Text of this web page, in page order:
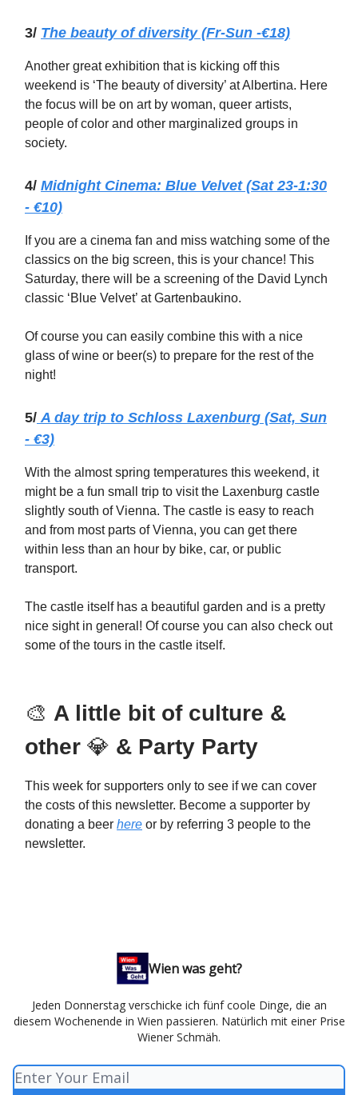
3/ The beauty of diversity (Fr-Sun -€18)
Another great exhibition that is kicking off this
weekend is ‘The beauty of diversity’ at Albertina. Here
the focus will be on art by woman, queer artists,
people of color and other marginalized groups in
society.
4/ Midnight Cinema: Blue Velvet (Sat 23-1:30
- €10)
If you are a cinema fan and miss watching some of the
classics on the big screen, this is your chance! This
Saturday, there will be a screening of the David Lynch
classic ‘Blue Velvet’ at Gartenbaukino.
Of course you can easily combine this with a nice
glass of wine or beer(s) to prepare for the rest of the
night!
5/ A day trip to Schloss Laxenburg (Sat, Sun
- €3)
With the almost spring temperatures this weekend, it
might be a fun small trip to visit the Laxenburg castle
slightly south of Vienna. The castle is easy to reach
and from most parts of Vienna, you can get there
within less than an hour by bike, car, or public
transport.
The castle itself has a beautiful garden and is a pretty
nice sight in general! Of course you can also check out
some of the tours in the castle itself.
🎨 A little bit of culture &
other 💎 & Party Party
This week for supporters only to see if we can cover
the costs of this newsletter. Become a supporter by
donating a beer here or by referring 3 people to the
newsletter.
Wien was geht?
Jeden Donnerstag verschicke ich fünf coole Dinge, die an
diesem Wochenende in Wien passieren. Natürlich mit einer Prise
Wiener Schmäh.